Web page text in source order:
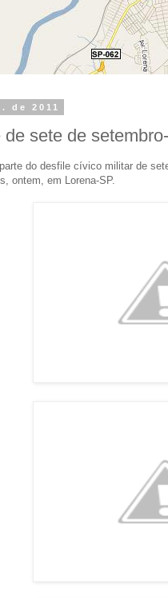
de 2011
de sete de
do desfile cívico militar de
ontem, em Lorena-SP.